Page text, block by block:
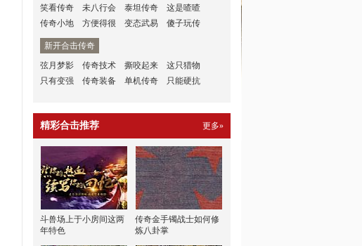
笑看传奇
未八行会 泰坦传奇
这是喳喳
传奇小地
方便得很 变态武易 傻子玩传
新开合击传奇
弦月梦影
传奇技术 撕咬起来
这只猎物
只有变强
传奇装备 单机传奇 只能硬抗
精彩合击推荐 更多»
斗兽场上于小房间这两
年特色
传奇金手镯战士如何修
炼八卦掌